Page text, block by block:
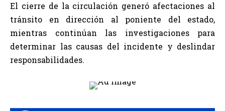
El cierre de la circulación generó afectaciones al
tránsito en dirección al poniente del estado,
mientras continúan las investigaciones para
determinar las causas del incidente y deslindar
responsabilidades.